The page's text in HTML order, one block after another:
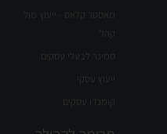
מאסטר קלאס - ייעוץ מול
סמינר לבעלי עסקים
ייעוץ עסקי
קומנדו עסקים